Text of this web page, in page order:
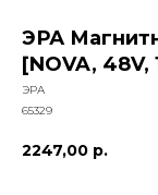
ЭРА
[NOVA,
ЭРА
65329
2247,00 р.